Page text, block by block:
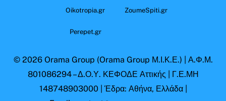
Oikotropia.gr ZoumeSpiti.gr
Perepet.gr
© 2026 Orama Group (Orama Group Μ.Ι.Κ.Ε.) | Α.Φ.Μ.
801086294 – Δ.Ο.Υ. ΚΕΦΟΔΕ Αττικής | Γ.Ε.ΜΗ
148748903000 | Έδρα: Αθήνα, Ελλάδα |